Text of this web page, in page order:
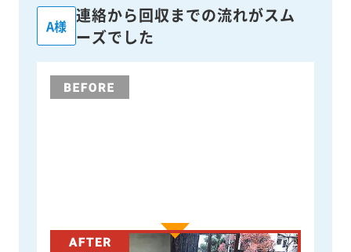
A様
連絡から回収までの流れがスム
ーズでした